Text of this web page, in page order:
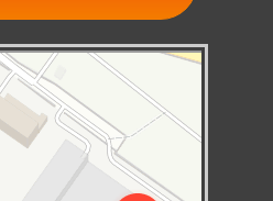
навигация, поиск мест